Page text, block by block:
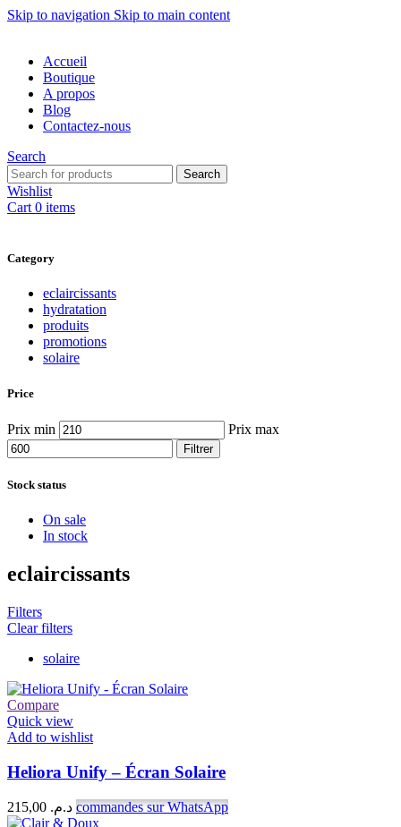
Skip to navigation Skip to main content
Accueil
Boutique
A propos
Blog
Contactez-nous
Search
Search
Wishlist
Cart 0 items
Category
eclaircissants
hydratation
produits
promotions
solaire
Price
Prix min Prix max
Filtrer
Stock status
On sale
In stock
eclaircissants
Filters
Clear filters
solaire
Compare
Quick view
Add to wishlist
Heliora Unify – Écran Solaire
د.م. commandes sur WhatsApp